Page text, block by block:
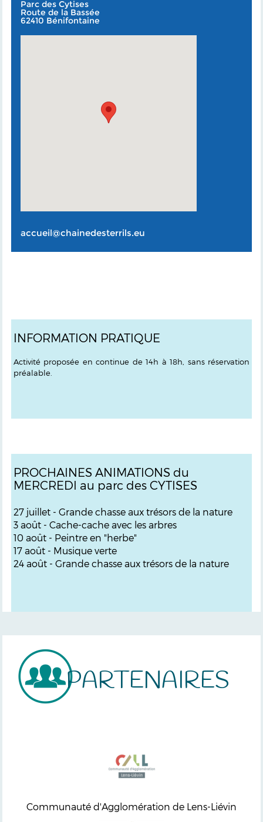
Parc des Cytises
Route de la Bassée
62410 Bénifontaine
accueil@chainedesterrils.eu
INFORMATION PRATIQUE
Activité proposée en continue de 14h à 18h, sans réservation
préalable.
PROCHAINES ANIMATIONS du
MERCREDI au parc des CYTISES
27 juillet - Grande chasse aux trésors de la nature
3 août - Cache-cache avec les arbres
10 août - Peintre en "herbe"
17 août - Musique verte
24 août - Grande chasse aux trésors de la nature
PARTENAIRES
Communauté d'Agglomération de Lens-Liévin